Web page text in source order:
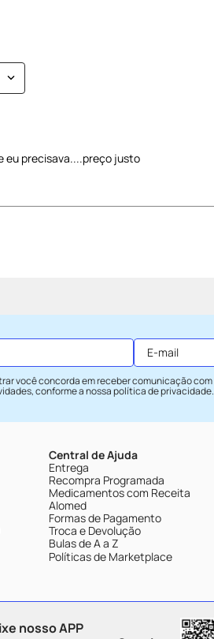
eu precisava....preço justo
você concorda em receber comunicação com
conforme a nossapolítica de privacidade.
Central de Ajuda
Entrega
Recompra Programada
Medicamentos com Receita
Alomed
Formas de Pagamento
Troca e Devolução
Bulas de A a Z
Políticas de Marketplace
nosso APP